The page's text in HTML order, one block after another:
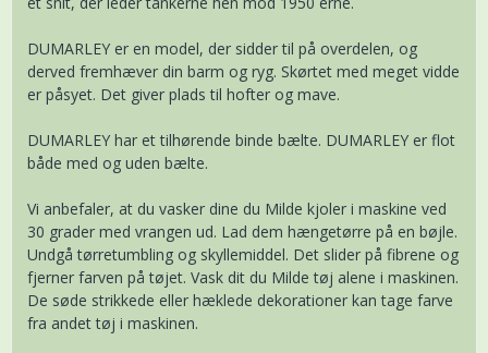
DUMARLEY er en model, der sidder til på overdelen, og
derved fremhæver din barm og ryg. Skørtet med meget vidde
er påsyet. Det giver plads til hofter og mave.
DUMARLEY har et tilhørende binde bælte. DUMARLEY er flot
både med og uden bælte.
Vi anbefaler, at du vasker dine du Milde kjoler i maskine ved
30 grader med vrangen ud. Lad dem hængetørre på en bøjle.
Undgå tørretumbling og skyllemiddel. Det slider på fibrene og
fjerner farven på tøjet. Vask dit du Milde tøj alene i maskinen.
De søde strikkede eller hæklede dekorationer kan tage farve
fra andet tøj i maskinen.